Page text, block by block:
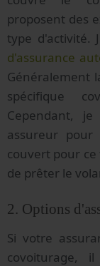
proposent des
type d'activité.
d'assurance
Généralement
spécifique
Cependant,
assureur
couvert pour ce
de prêter le
2. Options
Si votre
covoiturage,